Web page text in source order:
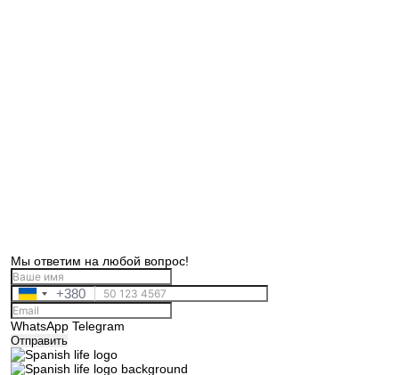
Мы ответим на любой вопрос!
Ukraine
+380
+380
WhatsApp Telegram
Отправить